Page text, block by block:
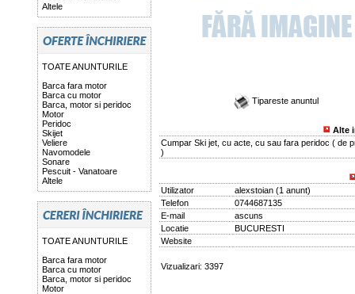
Altele
TOATE ANUNTURILE
Barca fara motor
Barca cu motor
Barca, motor si peridoc
Motor
Peridoc
Skijet
Veliere
Navomodele
Sonare
Pescuit - Vanatoare
Altele
TOATE ANUNTURILE
Barca fara motor
Barca cu motor
Barca, motor si peridoc
Motor
Tipareste anuntul
Alte
Cumpar Ski jet, cu acte, cu sau fara peridoc ( de
)
Utilizator alexstoian(1 anunt)
Telefon
0744687135
E-mail
ascuns
Locatie
BUCURESTI
Website
Vizualizari: 3397